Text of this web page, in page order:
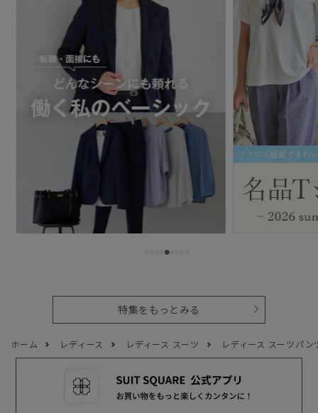
特集をもっとみる
ホーム レディース レディース スーツ レディース スーツパン